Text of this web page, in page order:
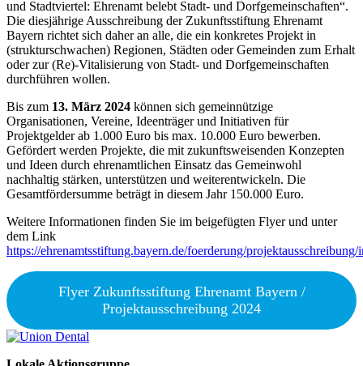
und Stadtviertel: Ehrenamt belebt Stadt- und Dorfgemeinschaften“.
Die diesjährige Ausschreibung der Zukunftsstiftung Ehrenamt
Bayern richtet sich daher an alle, die ein konkretes Projekt in
(strukturschwachen) Regionen, Städten oder Gemeinden zum Erhalt
oder zur (Re)-Vitalisierung von Stadt- und Dorfgemeinschaften
durchführen wollen.
Bis zum 13. März 2024 können sich gemeinnützige
Organisationen, Vereine, Ideenträger und Initiativen für
Projektgelder ab 1.000 Euro bis max. 10.000 Euro bewerben.
Gefördert werden Projekte, die mit zukunftsweisenden Konzepten
und Ideen durch ehrenamtlichen Einsatz das Gemeinwohl
nachhaltig stärken, unterstützen und weiterentwickeln. Die
Gesamtfördersumme beträgt in diesem Jahr 150.000 Euro.
Weitere Informationen finden Sie im beigefügten Flyer und unter
dem Link
https://ehrenamtsstiftung.bayern.de/foerderung/projektausschreibung/
Flyer Zukunftsstiftung Ehrenamt Bayern /
Projektausschreibung 2024